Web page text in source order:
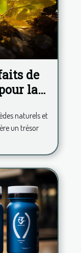
de
la
naturels et
un trésor